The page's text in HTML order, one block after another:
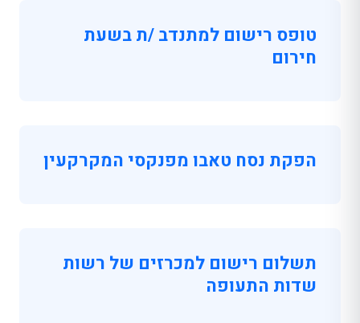
טופס רישום למתנדב /ת בשעת
חירום
הפקת נסח טאבו מפנקסי המקרקעין
תשלום רישום למכרזים של רשות
שדות התעופה